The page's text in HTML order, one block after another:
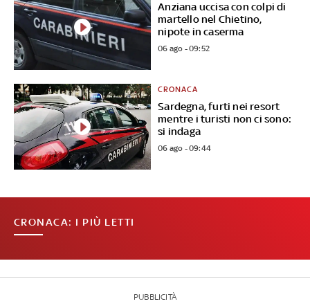
Anziana uccisa con colpi di
martello nel Chietino,
nipote in caserma
06 ago - 09:52
Sardegna, furti nei resort
mentre i turisti non ci sono:
si indaga
CRONACA
06 ago - 09:44
CRONACA: I PIÙ LETTI
PUBBLICITÀ